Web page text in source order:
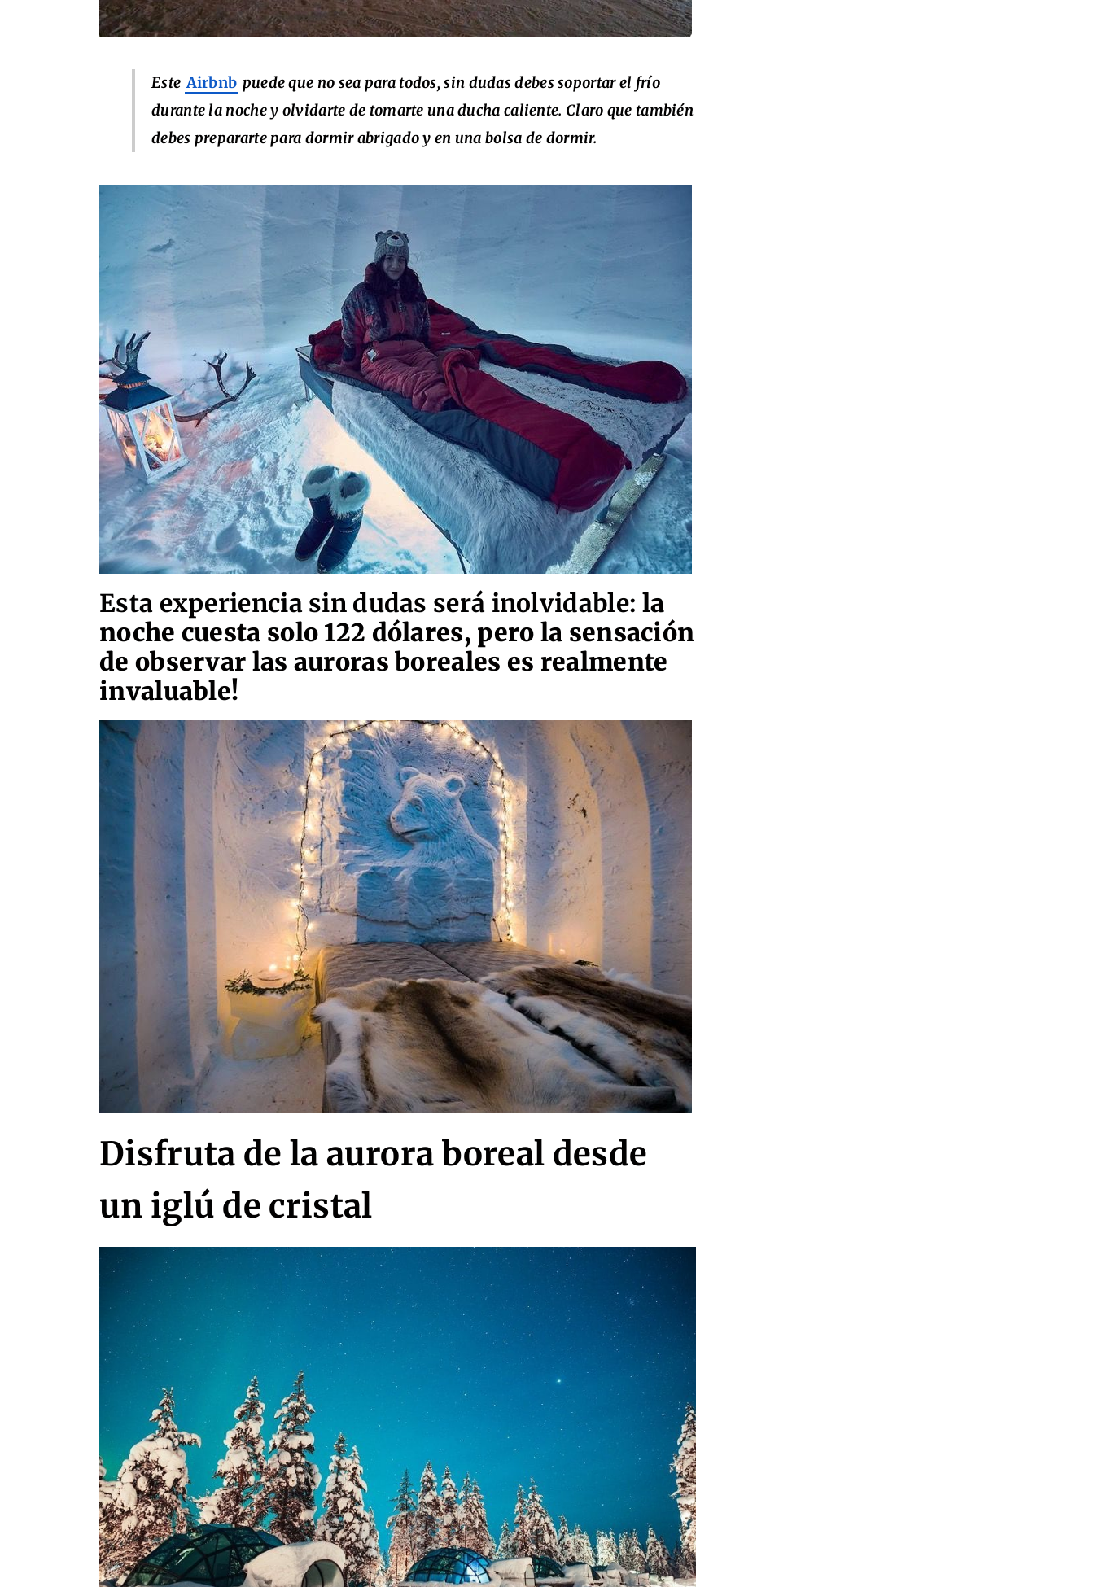
Este Airbnb puede que no sea para todos, sin dudas debes soportar el frío
durante la noche y olvidarte de tomarte una ducha caliente. Claro que también
debes prepararte para dormir abrigado y en una bolsa de dormir.
Esta experiencia sin dudas será inolvidable: la
noche cuesta solo 122 dólares, pero la sensación
de observar las auroras boreales es realmente
invaluable!
Disfruta de la aurora boreal desde
un iglú de cristal